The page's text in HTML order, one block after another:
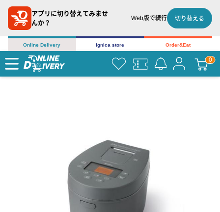
アプリに切り替えてみませ
んか？
Web版で続行 切り替える
Online Delivery ignica store Order&Eat